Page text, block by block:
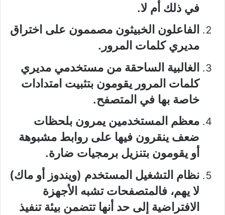
في ذلك أم لا.
الفاعلون الخبيثون مصممون على اختراق
مديري كلمات المرور.
الغالبية الساحقة من مستخدمي مديري
كلمات المرور يقومون بتثبيت امتدادات
خاصة بها في المتصفح.
معظم المستخدمين يمرون بلحظات
ضعف ينقرون فيها على روابط مشبوهة
أو يقومون بتنزيل برمجيات ضارة.
نظام التشغيل المستخدم (ويندوز أو ماك)
لا يهم، فالمتصفحات تشبه الأجهزة
الافتراضية إلى حد أنها تتضمن بيئة تنفيذ